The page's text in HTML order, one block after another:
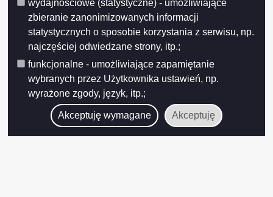
wydajnościowe (statystyczne) - umożliwiające
zbieranie zanonimizowanych informacji
statystycznych o sposobie korzystania z serwisu, np.
najczęściej odwiedzane strony, itp.;
funkcjonalne - umożliwiające zapamiętanie
wybranych przez Użytkownika ustawień, np.
wyrażone zgody, język, itp.;
Akceptuję wymagane Akceptuję